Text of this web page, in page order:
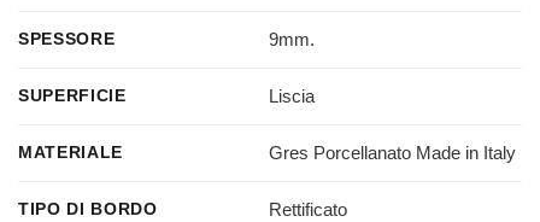
SPESSORE 9mm.
SUPERFICIE Liscia
MATERIALE Gres Porcellanato Made in Italy
TIPO DI BORDO Rettificato